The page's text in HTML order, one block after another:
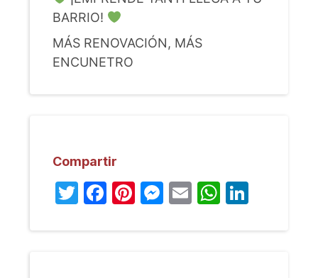
BARRIO!
MÁS RENOVACIÓN, MÁS
ENCUNETRO
Compartir
Twitter
Facebook
Pinterest
Messenger
Email